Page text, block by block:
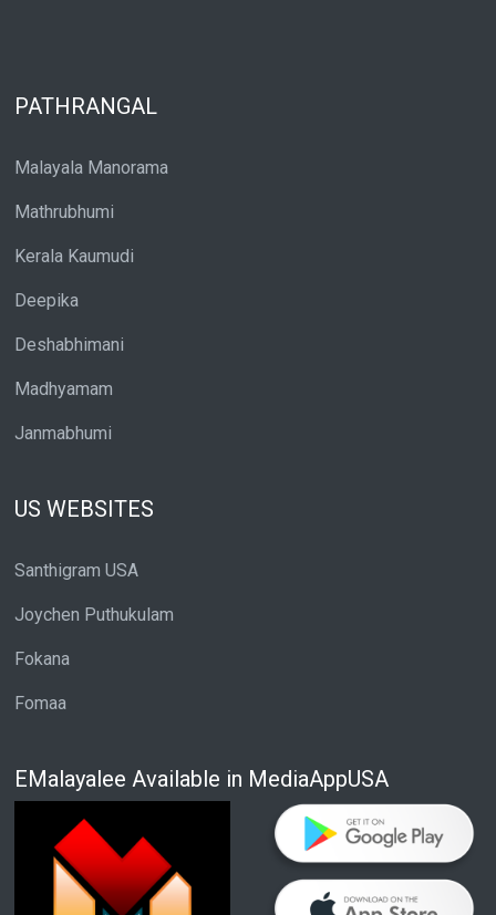
PATHRANGAL
Malayala Manorama
Mathrubhumi
Kerala Kaumudi
Deepika
Deshabhimani
Madhyamam
Janmabhumi
US WEBSITES
Santhigram USA
Joychen Puthukulam
Fokana
Fomaa
EMalayalee Available in MediaAppUSA